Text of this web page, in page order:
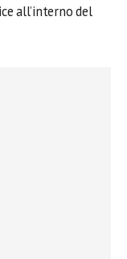
all’interno del